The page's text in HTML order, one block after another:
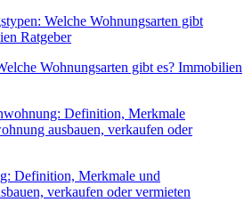
Wohnungsarten gibt es? Immobilien
Definition, Merkmale und
verkaufen oder vermieten